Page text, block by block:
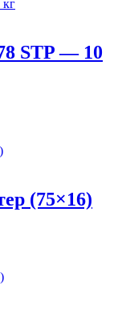
STP — 10
(75×16)